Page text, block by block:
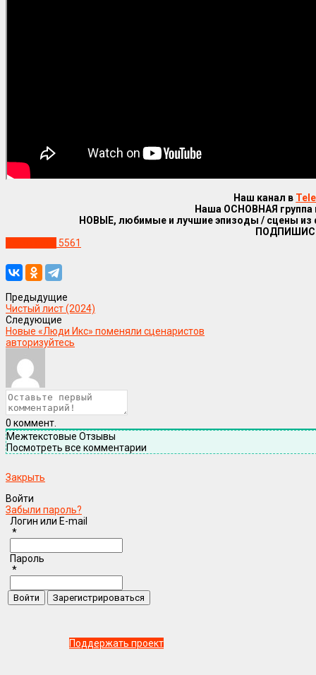
Наш канал в
Наша ОСНОВНАЯ группа
НОВЫЕ, любимые и лучшие эпизоды / сцены
5561
Предыдущие
Чистый лист (2024)
Следующие
Новые «Люди Икс» поменяли сценаристов
авторизуйтесь
0 коммент.
Межтекстовые Отзывы
Посмотреть все комментарии
Закрыть
Войти
Забыли пароль?
Логин или E-mail
*
Пароль
*
Поддержать проект